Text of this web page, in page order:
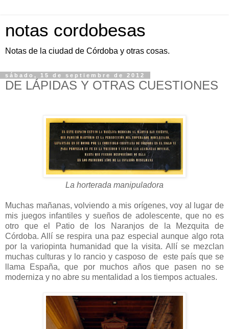
notas cordobesas
Notas de la ciudad de Córdoba y otras cosas.
sábado, 15 de septiembre de 2012
DE LÁPIDAS Y OTRAS CUESTIONES
La horterada manipuladora
Muchas mañanas, volviendo a mis orígenes, voy al lugar de
mis juegos infantiles y sueños de adolescente, que no es
otro que el Patio de los Naranjos de la Mezquita de
Córdoba. Allí se respira una paz especial aunque algo rota
por la variopinta humanidad que la visita. Allí se mezclan
muchas culturas y lo rancio y casposo de este país que se
llama España, que por muchos años que pasen no se
moderniza y no abre su mentalidad a los tiempos actuales.